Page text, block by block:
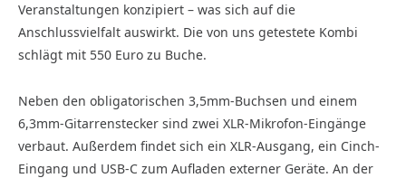
Veranstaltungen konzipiert – was sich auf die
Anschlussvielfalt auswirkt. Die von uns getestete Kombi
schlägt mit 550 Euro zu Buche.
Neben den obligatorischen 3,5mm-Buchsen und einem
6,3mm-Gitarrenstecker sind zwei XLR-Mikrofon-Eingänge
verbaut. Außerdem findet sich ein XLR-Ausgang, ein Cinch-
Eingang und USB-C zum Aufladen externer Geräte. An der